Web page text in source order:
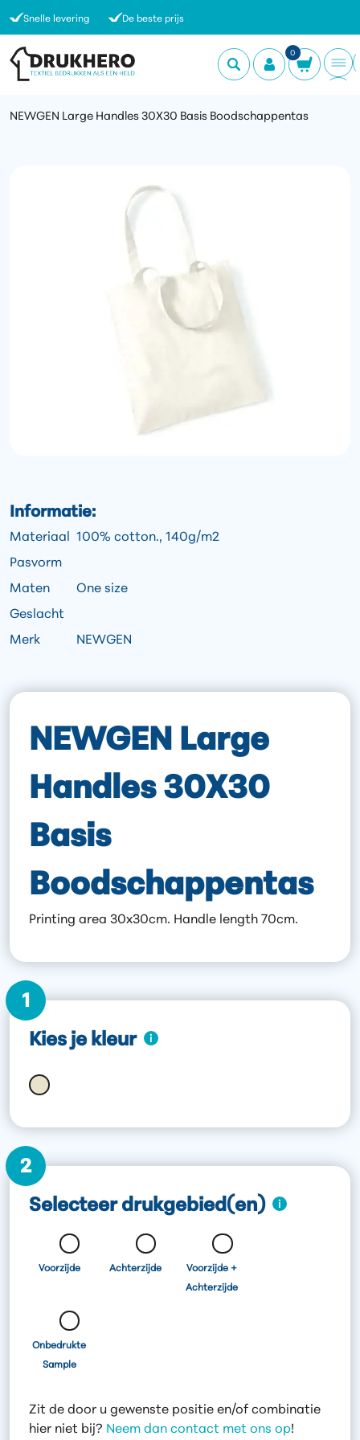
Snelle levering De beste prijs
0
NEWGEN Large Handles 30X30 Basis Boodschappentas
Informatie:
Materiaal 100% cotton., 140g/m2
Pasvorm
Maten
One size
Geslacht
Merk
NEWGEN
NEWGEN Large
Handles 30X30
Basis
Boodschappentas
Printing area 30x30cm. Handle length 70cm.
1
Kies je kleur
2
Selecteer drukgebied(en)
Voorzijde Achterzijde
Voorzijde +
Achterzijde
Onbedrukte
Sample
Zit de door u gewenste positie en/of combinatie
hier niet bij? Neem dan contact met ons op!